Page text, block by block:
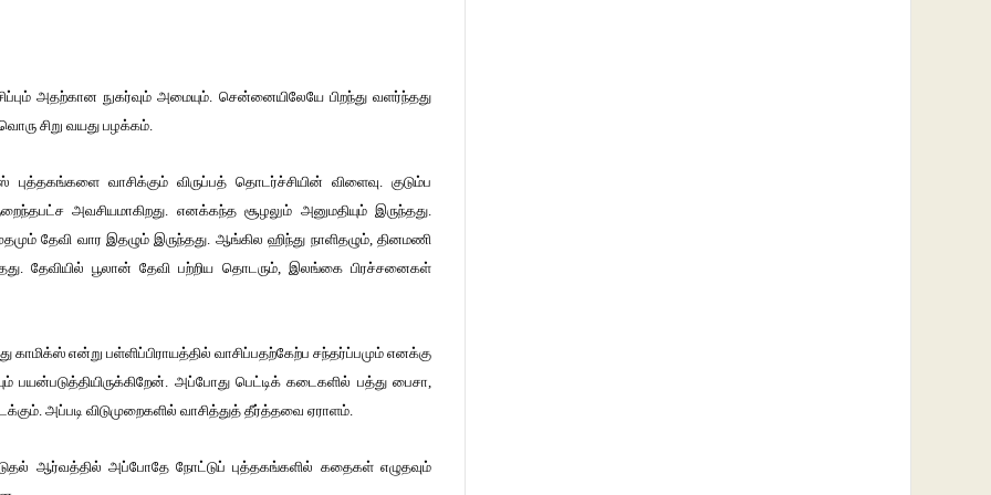
அதற்கான நுகர்வும் அமையும். சென்னையிலேயே பிறந்து வளர்ந்தது
சிறு வயது பழக்கம்.
வாசிக்கும் விருப்பத் தொடர்ச்சியின் விளைவு. குடும்ப
அவசியமாகிறது. எனக்கந்த சூழலும் அனுமதியும் இருந்தது.
தேவி வார இதழும் இருந்தது. ஆங்கில ஹிந்து நாளிதழும், தினமணி
தேவியில் பூலான் தேவி பற்றிய தொடரும், இலங்கை பிரச்சனைகள்
காமிக்ஸ் என்று பள்ளிப்பிராயத்தில் வாசிப்பதற்கேற்ப சந்தர்ப்பமும் எனக்கு
பயன்படுத்தியிருக்கிறேன். அப்போது பெட்டிக் கடைகளில் பத்து பைசா,
அப்படி விடுமுறைகளில் வாசித்துத் தீர்த்தவை ஏராளம்.
ஆர்வத்தில் அப்போதே நோட்டுப் புத்தகங்களில் கதைகள் எழுதவும்